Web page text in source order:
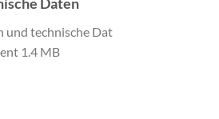
und technische Dat
1.4 MB